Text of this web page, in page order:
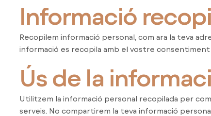
Informació
Recopilem informació personal, com ara la teva
informació es recopila amb el vostre
Ús de la
Utilitzem la informació personal recopilada per
serveis. No compartirem la teva informació